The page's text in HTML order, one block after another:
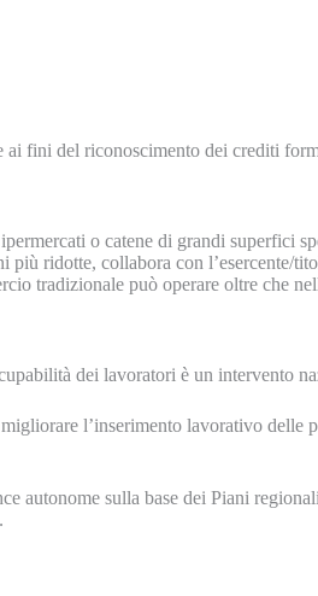
ai fini del riconoscimento dei crediti
o catene di grandi superfici
più ridotte, collabora con l’esercente/
tradizionale può operare oltre che
dei lavoratori è un intervento
l’inserimento lavorativo delle
autonome sulla base dei Piani